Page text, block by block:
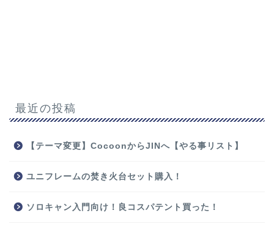
最近の投稿
【テーマ変更】CocoonからJINへ【やる事リスト】
ユニフレームの焚き火台セット購入！
ソロキャン入門向け！良コスパテント買った！